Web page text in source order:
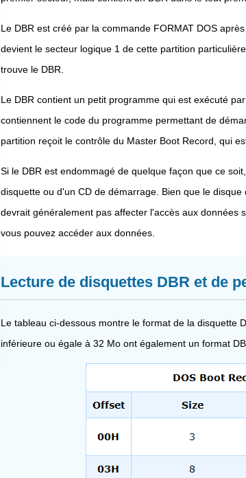
Le DBR est créé par la commande FORMAT DOS
devient le secteur logique 1 de cette partition
trouve le DBR.
Le DBR contient un petit programme qui est exécuté
contiennent le code du programme permettant de
partition reçoit le contrôle du Master Boot Record, qui
Si le DBR est endommagé de quelque façon que ce
disquette ou d'un CD de démarrage. Bien que le
devrait généralement pas affecter l'accès aux données
vous pouvez accéder aux données.
Lecture de disquettes DBR et de
Le tableau ci-dessous montre le format de la disquette
inférieure ou égale à 32 Mo ont également un format